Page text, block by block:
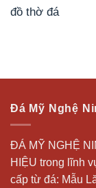
đồ thờ đá
Đá Mỹ Nghệ
ĐÁ MỸ NGHỆ
HIỆU trong lĩnh
cấp từ đá: Mẫu